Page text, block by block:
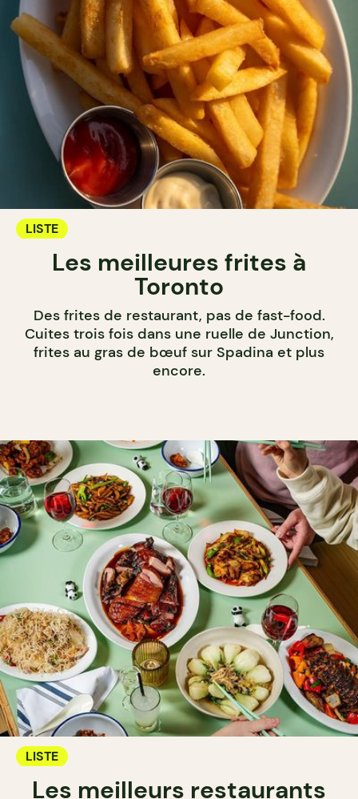
LISTE
Les meilleures frites à
Toronto
Des frites de restaurant, pas de fast-food.
Cuites trois fois dans une ruelle de Junction,
frites au gras de bœuf sur Spadina et plus
encore.
LISTE
Les meilleurs restaurants